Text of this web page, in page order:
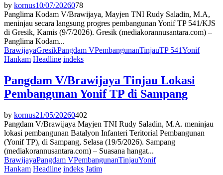
by kornus10/07/2026078
Panglima Kodam V/Brawijaya, Mayjen TNI Rudy Saladin, M.A,
meninjau secara langsung progres pembangunan Yonif TP 541/KJS
di Gresik, Kamis (9/7/2026). Gresik (mediakorannusantara.com) –
Panglima Kodam...
BrawijayaGresikPangdam VPembangunanTinjauTP 541Yonif
Hankam Headline indeks
Pangdam V/Brawijaya Tinjau Lokasi
Pembangunan Yonif TP di Sampang
by kornus21/05/20260402
Pangdam V/Brawijaya Mayjen TNI Rudy Saladin, M.A. meninjau
lokasi pembangunan Batalyon Infanteri Teritorial Pembangunan
(Yonif TP), di Sampang, Selasa (19/5/2026). Sampang
(mediakorannusantara.com) – Suasana hangat...
BrawijayaPangdam VPembangunanTinjauYonif
Hankam Headline indeks Jatim